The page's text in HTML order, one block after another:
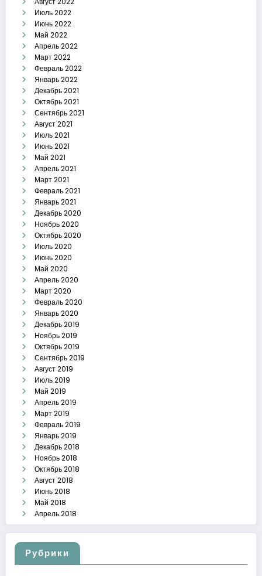
Июль 2022
Июнь 2022
Май 2022
Апрель 2022
Март 2022
Февраль 2022
Январь 2022
Декабрь 2021
Октябрь 2021
Сентябрь 2021
Август 2021
Июль 2021
Июнь 2021
Май 2021
Апрель 2021
Март 2021
Февраль 2021
Январь 2021
Декабрь 2020
Ноябрь 2020
Октябрь 2020
Июль 2020
Июнь 2020
Май 2020
Апрель 2020
Март 2020
Февраль 2020
Январь 2020
Декабрь 2019
Ноябрь 2019
Октябрь 2019
Сентябрь 2019
Август 2019
Июль 2019
Май 2019
Апрель 2019
Март 2019
Февраль 2019
Январь 2019
Декабрь 2018
Ноябрь 2018
Октябрь 2018
Август 2018
Июнь 2018
Май 2018
Апрель 2018
Рубрики